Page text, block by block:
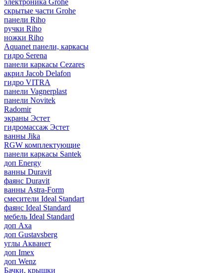
электроника Grohe
скрытые части Grohe
панели Riho
ручки Riho
ножки Riho
Aquanet панели, каркасы
гидро Serena
панели каркасы Cezares
акрил Jacob Delafon
гидро VITRA
панели Vagnerplast
панели Novitek
Radomir
экраны Эстет
гидромассаж Эстет
ванны Jika
RGW комплектующие
панели каркасы Santek
доп Energy
ванны Duravit
фаянс Duravit
ванны Astra-Form
смесители Ideal Standart
фаянс Ideal Standard
мебель Ideal Standard
доп Axa
доп Gustavsberg
углы Акванет
доп Imex
доп Wenz
Бачки, крышки